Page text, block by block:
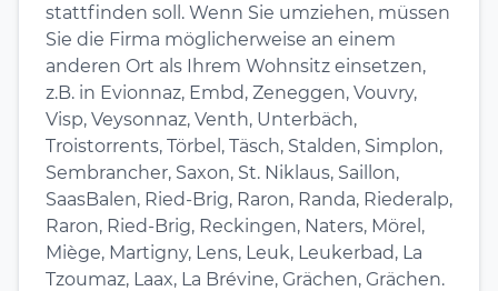
stattfinden soll. Wenn Sie umziehen, müssen
Sie die Firma möglicherweise an einem
anderen Ort als Ihrem Wohnsitz einsetzen,
z.B. in Evionnaz, Embd, Zeneggen, Vouvry,
Visp, Veysonnaz, Venth, Unterbäch,
Troistorrents, Törbel, Täsch, Stalden, Simplon,
Sembrancher, Saxon, St. Niklaus, Saillon,
SaasBalen, Ried-Brig, Raron, Randa, Riederalp,
Raron, Ried-Brig, Reckingen, Naters, Mörel,
Miège, Martigny, Lens, Leuk, Leukerbad, La
Tzoumaz, Laax, La Brévine, Grächen, Grächen.